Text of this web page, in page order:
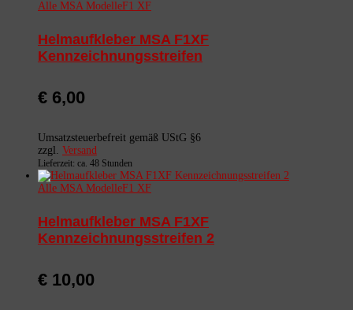
Alle MSA ModelleF1 XF
Helmaufkleber MSA F1XF
Kennzeichnungsstreifen
€ 6,00
Umsatzsteuerbefreit gemäß UStG §6
zzgl. Versand
Lieferzeit: ca. 48 Stunden
Alle MSA ModelleF1 XF
Helmaufkleber MSA F1XF
Kennzeichnungsstreifen 2
€ 10,00